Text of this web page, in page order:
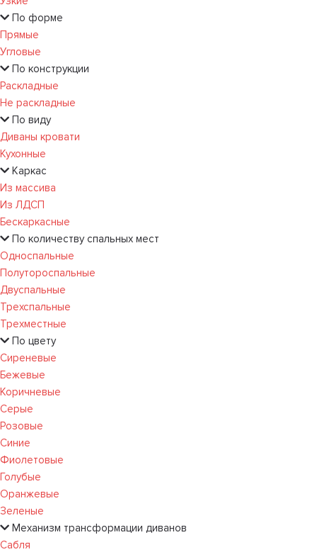
По форме
Прямые
Угловые
По конструкции
Раскладные
Не раскладные
По виду
Диваны кровати
Кухонные
Каркас
Из массива
Из ЛДСП
Бескаркасные
По количеству спальных мест
Односпальные
Полутороспальные
Двуспальные
Трехспальные
Трехместные
По цвету
Сиреневые
Бежевые
Коричневые
Серые
Розовые
Синие
Фиолетовые
Голубые
Оранжевые
Зеленые
Механизм трансформации диванов
Сабля